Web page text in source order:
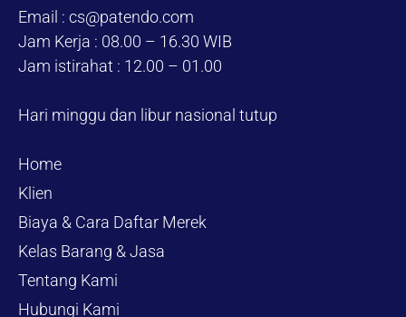
Email : cs@patendo.com
Jam Kerja : 08.00 – 16.30 WIB
Jam istirahat : 12.00 – 01.00
Hari minggu dan libur nasional tutup
Home
Klien
Biaya & Cara Daftar Merek
Kelas Barang & Jasa
Tentang Kami
Hubungi Kami